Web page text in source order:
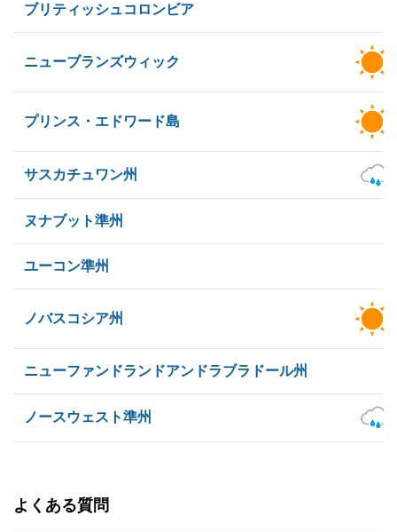
ブリティッシュコロンビア
ニューブランズウィック
プリンス・エドワード島
サスカチュワン州
ヌナブット準州
ユーコン準州
ノバスコシア州
ニューファンドランドアンドラブラドール州
ノースウェスト準州
よくある質問